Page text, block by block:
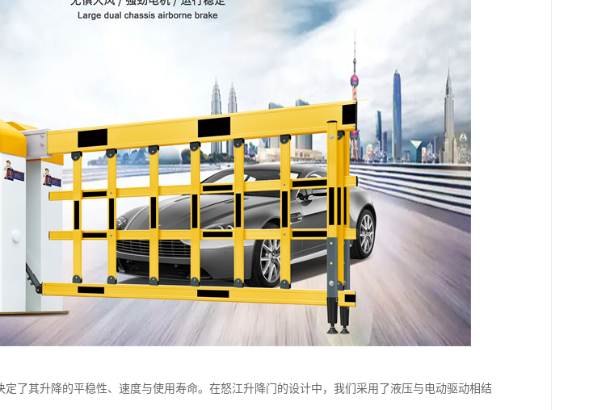
了其升降的平稳性、速度与使用寿命。在怒江升降门的设计中，我们采用了液压与电动驱动相结